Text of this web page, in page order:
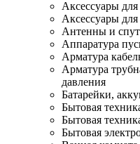
Аксессуары
Аксессуары
Антенны и
Аппаратура
Арматура
Арматура
давления
Батарейки,
Бытовая
Бытовая
Бытовая